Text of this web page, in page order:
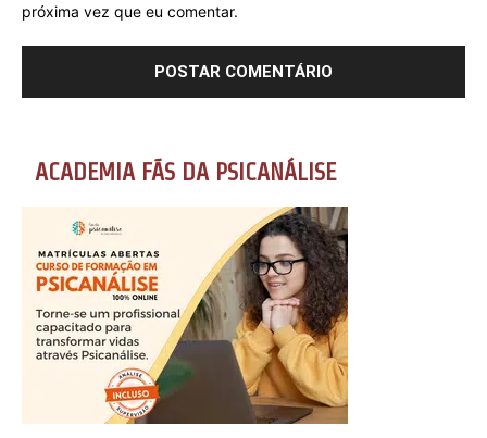
próxima vez que eu comentar.
ACADEMIA FÃS DA PSICANÁLISE